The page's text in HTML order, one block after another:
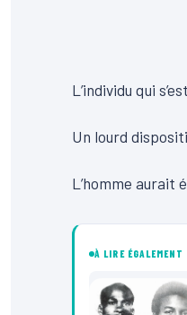
L’individu qui
Un lourd
L’homme aurait
À LIRE ÉGALEMENT